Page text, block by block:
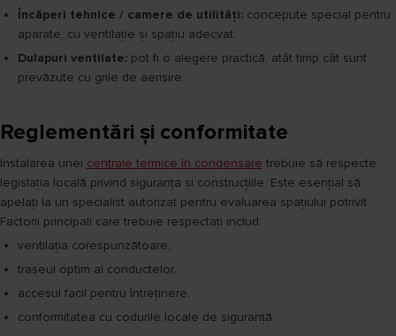
Încăperi tehnice / camere de utilități: concepute special pentru
aparate, cu ventilație și spațiu adecvat.
Dulapuri ventilate: pot fi o alegere practică, atât timp cât sunt
prevăzute cu grile de aerisire.
Reglementări și conformitate
Instalarea unei centrale termice în condensare trebuie să respecte
legislația locală privind siguranța și construcțiile. Este esențial să
apelați la un specialist autorizat pentru evaluarea spațiului potrivit.
Factorii principali care trebuie respectați includ:
ventilația corespunzătoare,
traseul optim al conductelor,
accesul facil pentru întreținere,
conformitatea cu codurile locale de siguranță.